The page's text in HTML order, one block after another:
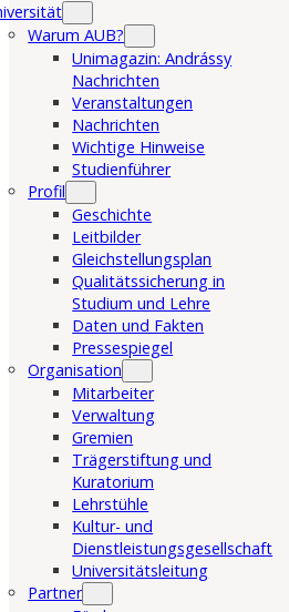
Warum AUB?
Unimagazin: Andrássy
Nachrichten
Veranstaltungen
Nachrichten
Wichtige Hinweise
Studienführer
Profil
Geschichte
Leitbilder
Gleichstellungsplan
Qualitätssicherung in
Studium und Lehre
Daten und Fakten
Pressespiegel
Organisation
Mitarbeiter
Verwaltung
Gremien
Trägerstiftung und
Kuratorium
Lehrstühle
Kultur- und
Dienstleistungsgesellschaft
Universitätsleitung
Partner